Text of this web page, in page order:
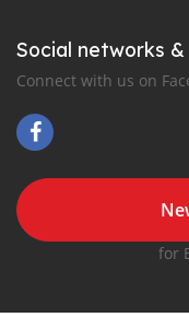
Social networks
Connect with us on
for